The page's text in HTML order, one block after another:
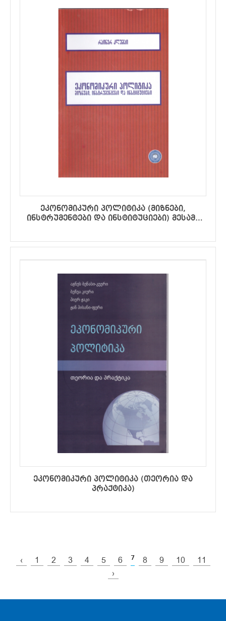
ეკონომიკური პოლიტიკა (მიზნები,
ინსტრუმენტები და ინსტიტუციები) მესამე
ეკონომიკური პოლიტიკა (თეორია და
პრაქტიკა)
‹ 1 2 3 4 5 6 7 8 9 10
11
›